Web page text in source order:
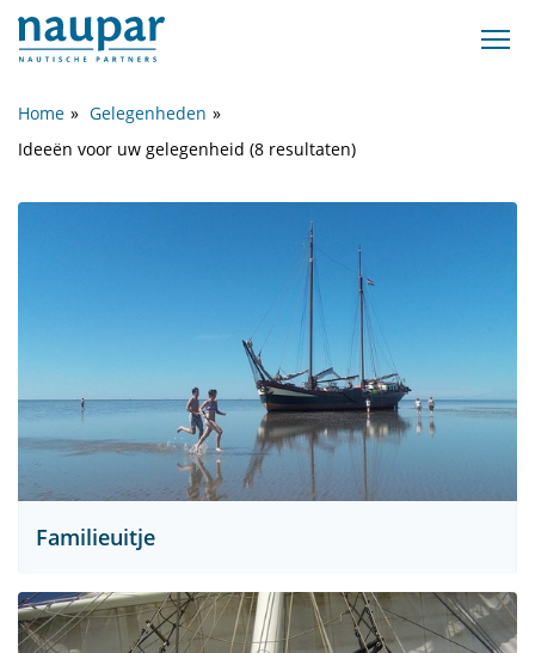
Home
Gelegenheden
Ideeën voor uw gelegenheid (8 resultaten)
Familieuitje